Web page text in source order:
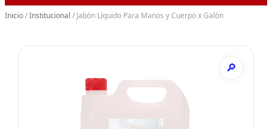
Inicio/Institucional / Jabón Líquido Para Manos y Cuerpo x Galón